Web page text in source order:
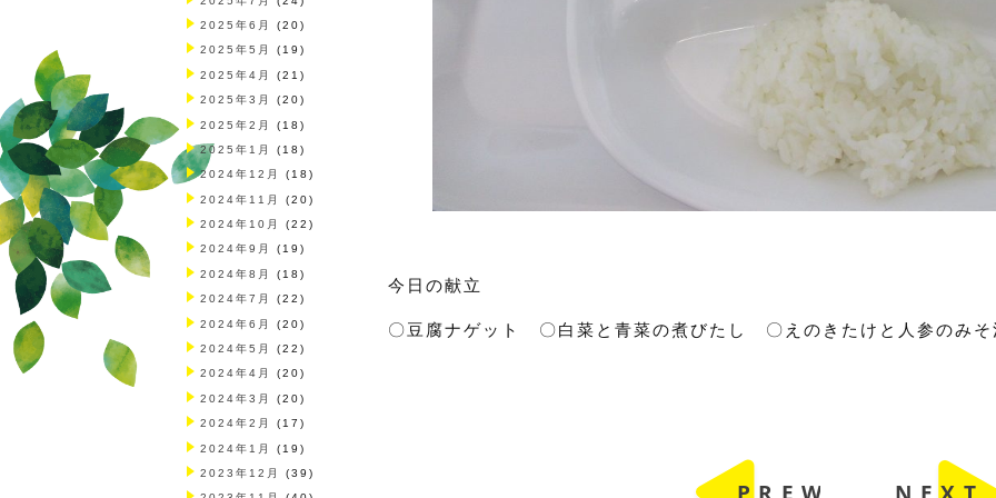
今日の献立
〇豆腐ナゲット 〇白菜と青菜の煮びたし 〇えのきたけと人参のみそ
2025年6月 (20)
2025年5月 (19)
2025年4月 (21)
2025年3月 (20)
2025年2月 (18)
2025年1月 (18)
2024年12月 (18)
2024年11月 (20)
2024年10月 (22)
2024年9月 (19)
2024年8月 (18)
2024年7月 (22)
2024年6月 (20)
2024年5月 (22)
2024年4月 (20)
2024年3月 (20)
2024年2月 (17)
2024年1月 (19)
2023年12月 (39)